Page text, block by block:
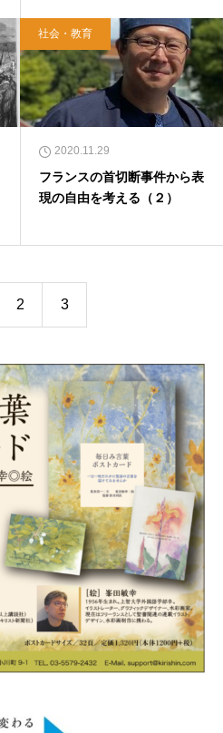
社会・教育
2020.11.29
フランスの首切断事件から表
現の自由を考える（２）
2 3